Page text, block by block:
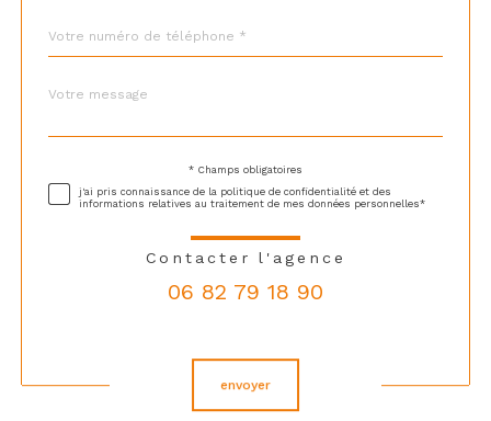
*
Fieldset
Message
*
* Champs obligatoires
j'ai pris connaissance de la politique de confidentialité et des
informations relatives au traitement de mes données personnelles*
Contacter l'agence
06 82 79 18 90
envoyer